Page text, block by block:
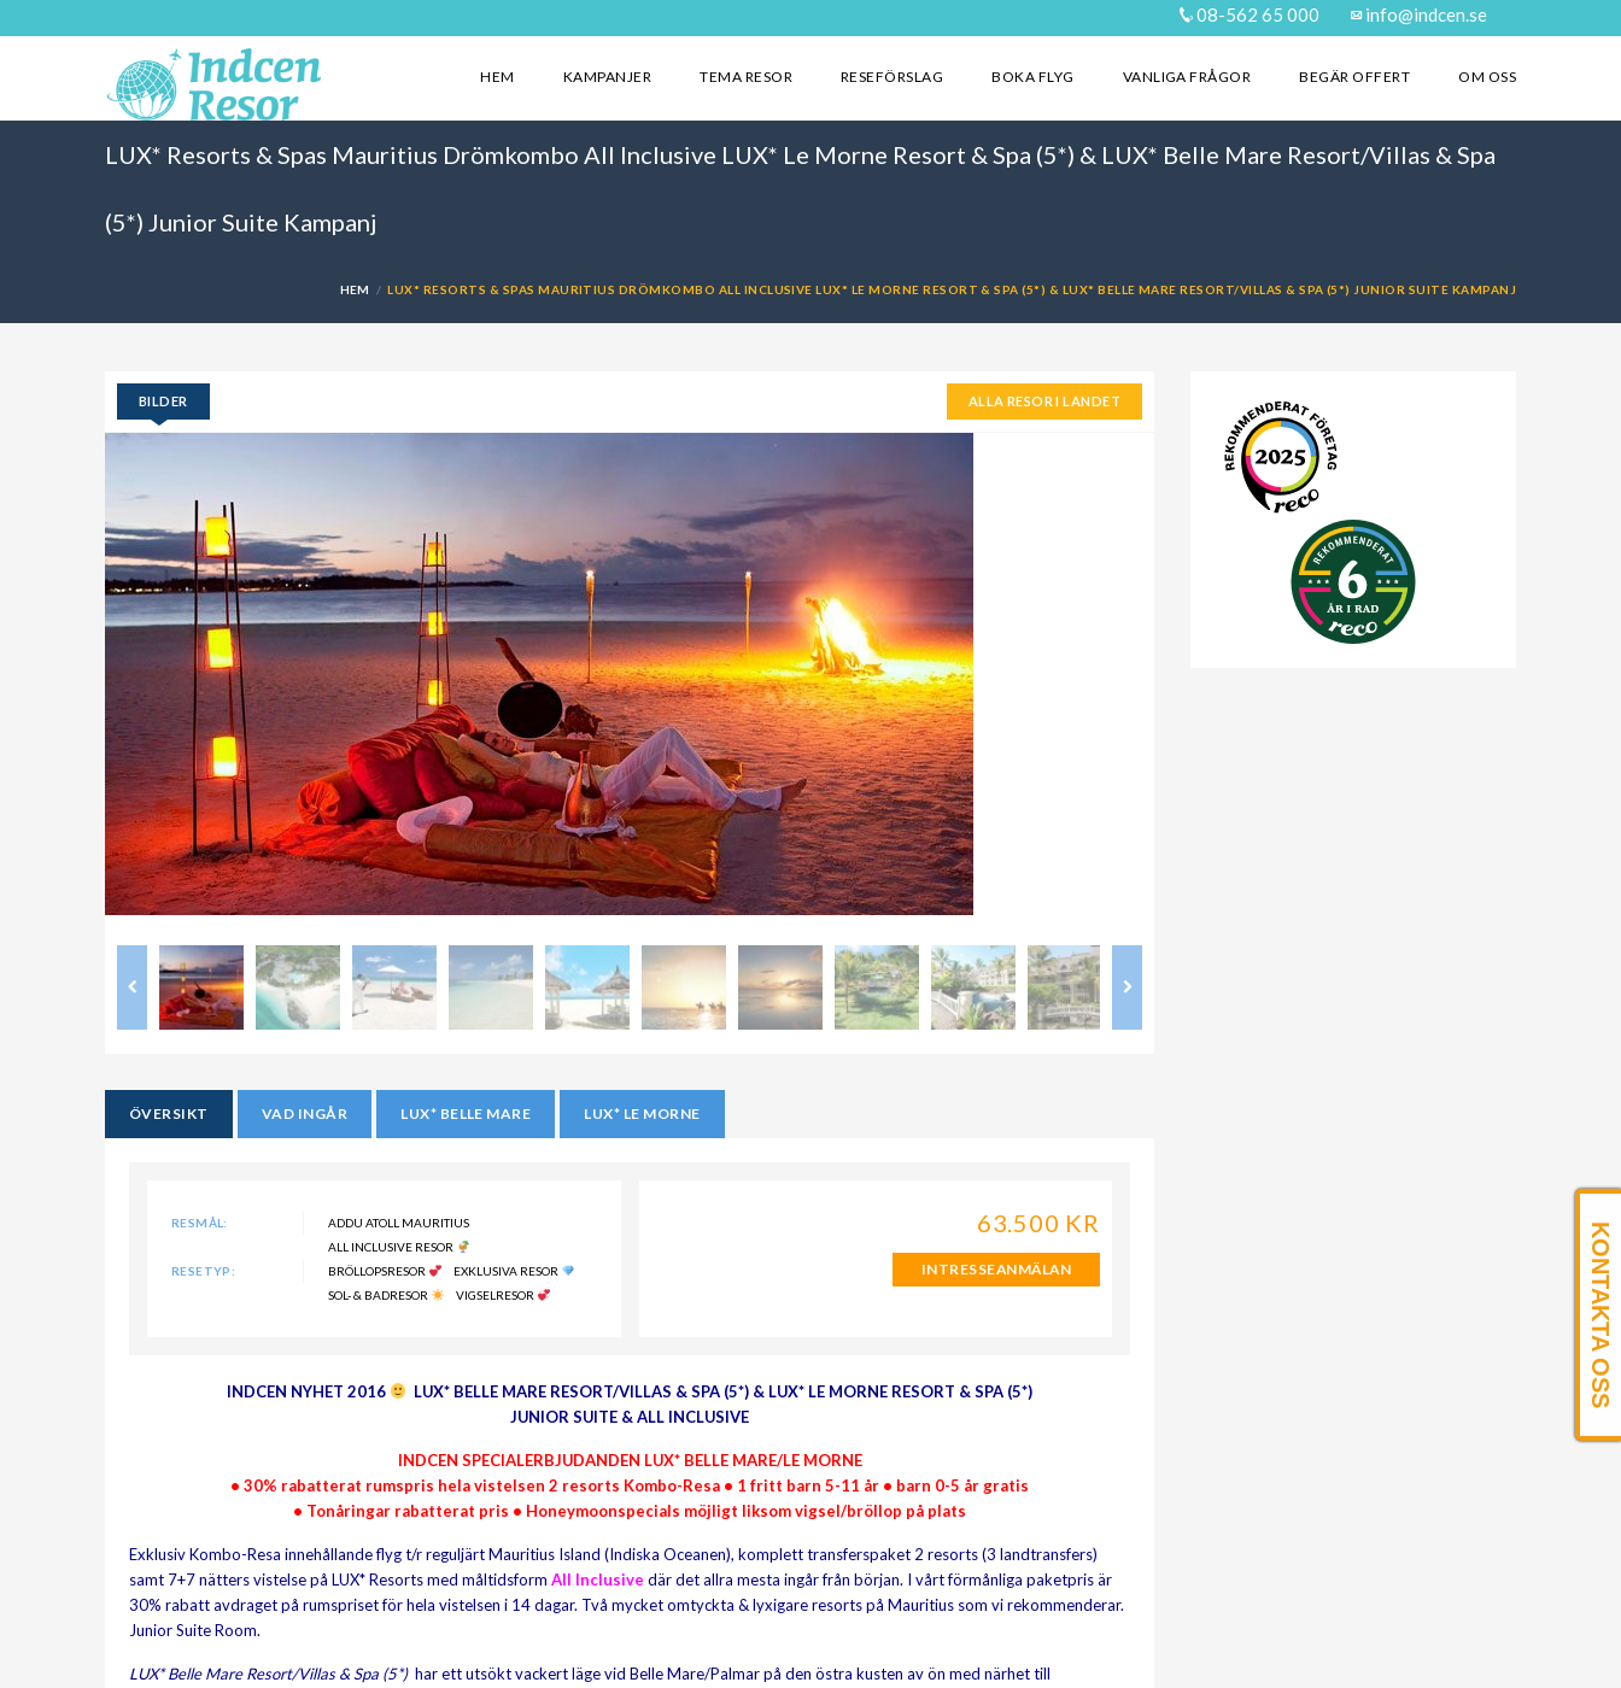
08-562 65 000 info@indcen.se
HEM KAMPANJER TEMA RESOR RESEFÖRSLAG BOKA FLYG VANLIGA FRÅGOR BEGÄR OFFERT OM OSS
LUX* Resorts & Spas Mauritius Drömkombo All Inclusive LUX* Le Morne Resort & Spa (5*) & LUX* Belle Mare Resort/Villas & Spa
(5*) Junior Suite Kampanj
HEM LUX* RESORTS & SPAS MAURITIUS DRÖMKOMBO ALL INCLUSIVE LUX* LE MORNE RESORT & SPA (5*) & LUX* BELLE MARE RESORT/VILLAS & SPA (5*) JUNIOR SUITE KAMPANJ
BILDER ALLA RESOR I LANDET
ÖVERSIKT VAD INGÅR LUX* BELLE MARE LUX* LE MORNE
RESMÅL: ADDU ATOLL MAURITIUS
RESETYP:
ALL INCLUSIVE RESOR
BRÖLLOPSRESOR
EXKLUSIVA RESOR
SOL- & BADRESOR
VIGSELRESOR
63.500 KR
INTRESSEANMÄLAN
INDCEN NYHET 2016
LUX* BELLE MARE RESORT/VILLAS & SPA (5*) & LUX* LE MORNE RESORT & SPA (5*)
JUNIOR SUITE & ALL INCLUSIVE
INDCEN SPECIALERBJUDANDEN LUX* BELLE MARE/LE MORNE
• 30% rabatterat rumspris hela vistelsen 2 resorts Kombo-Resa • 1 fritt barn 5-11 år • barn 0-5 år gratis
• Tonåringar rabatterat pris • Honeymoonspecials möjligt liksom vigsel/bröllop på plats
Exklusiv Kombo-Resa innehållande flyg t/r reguljärt Mauritius Island (Indiska Oceanen), komplett transferspaket 2 resorts (3 landtransfers)
samt 7+7 nätters vistelse på LUX* Resorts med måltidsform All Inclusive där det allra mesta ingår från början. I vårt förmånliga paketpris är
30% rabatt avdraget på rumspriset för hela vistelsen i 14 dagar. Två mycket omtyckta & lyxigare resorts på Mauritius som vi rekommenderar.
Junior Suite Room.
LUX* Belle Mare Resort/Villas & Spa (5*)har ett utsökt vackert läge vid Belle Mare/Palmar på den östra kusten av ön med närhet till
KONTAKTA OSS